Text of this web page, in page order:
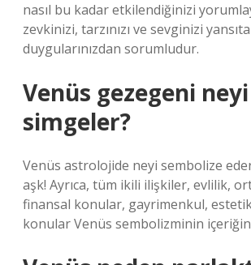
nasıl bu kadar etkilendiğinizi
zevkinizi, tarzınızı ve sevginizi
duygularınızdan sorumludur.
Venüs gezegeni neyi
simgeler?
Venüs astrolojide neyi sembolize
aşk! Ayrıca, tüm ikili ilişkiler, evlilik,
finansal konular, gayrimenkul,
konular Venüs sembolizminin